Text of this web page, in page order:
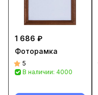
1 686 ₽
Фоторамка
5
В наличии: 4000